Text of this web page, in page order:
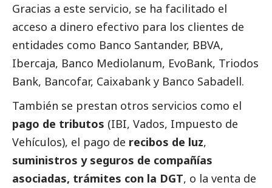
Gracias a este servicio, se ha facilitado el
acceso a dinero efectivo para los clientes de
entidades como Banco Santander, BBVA,
Ibercaja, Banco Mediolanum, EvoBank, Triodos
Bank, Bancofar, Caixabank y Banco Sabadell.
También se prestan otros servicios como el
pago de tributos (IBI, Vados, Impuesto de
Vehículos), el pago de recibos de luz,
suministros y seguros de compañías
asociadas, trámites con la DGT, o la venta de